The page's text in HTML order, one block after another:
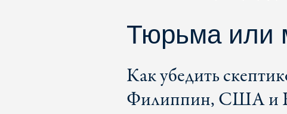
Тюрьма или
Как убедить
Филиппин, США и